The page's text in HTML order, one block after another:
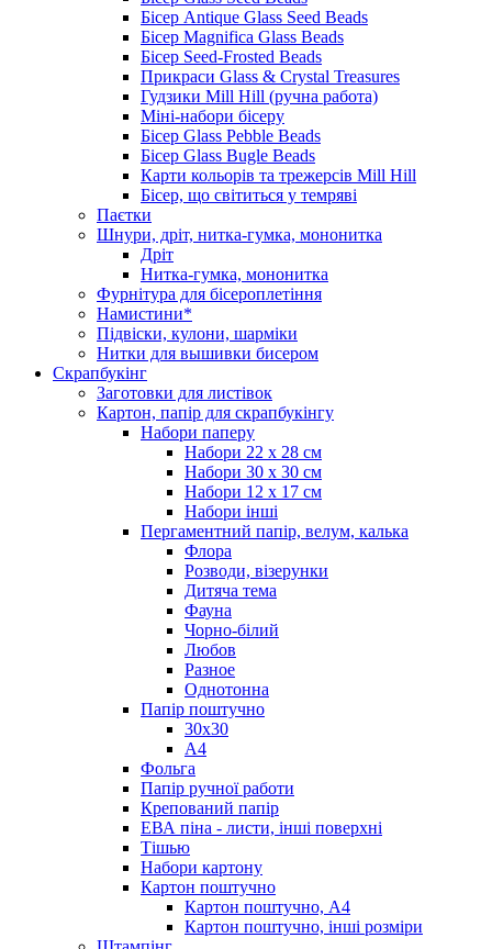
Бісер Antique Glass Seed Beads
Бісер Magnifica Glass Beads
Бісер Seed-Frosted Beads
Прикраси Glass & Crystal Treasures
Гудзики Mill Hill (ручна работа)
Міні-набори бісеру
Бісер Glass Pebble Beads
Бісер Glass Bugle Beads
Карти кольорів та трежерсів Mill Hill
Бісер, що світиться у темряві
Паєтки
Шнури, дріт, нитка-гумка, мононитка
Дріт
Нитка-гумка, мононитка
Фурнітура для бісероплетіння
Намистини*
Підвіски, кулони, шарміки
Нитки для вышивки бисером
Скрапбукінг
Заготовки для листівок
Картон, папір для скрапбукінгу
Набори паперу
Набори 22 х 28 см
Набори 30 х 30 см
Набори 12 х 17 см
Набори інші
Пергаментний папір, велум, калька
Флора
Розводи, візерунки
Дитяча тема
Фауна
Чорно-білий
Любов
Разное
Однотонна
Папір поштучно
30х30
А4
Фольга
Папір ручної работи
Крепований папір
ЕВА піна - листи, інші поверхні
Тішью
Набори картону
Картон поштучно
Картон поштучно, А4
Картон поштучно, інші розміри